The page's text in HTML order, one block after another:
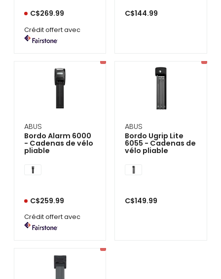
C$269.99
Crédit offert avec
C$144.99
ABUS
Bordo Alarm 6000
- Cadenas de vélo
pliable
C$259.99
Crédit offert avec
ABUS
Bordo Ugrip Lite
6055 - Cadenas de
vélo pliable
C$149.99